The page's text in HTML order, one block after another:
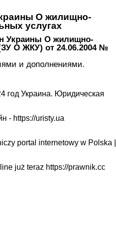
О жилищно-
услугах
Украины О жилищно-
О ЖКУ) от 24.06.2004 №
и дополнениями.
год Украина. Юридическая
- https://uristy.ua
portal internetowy w Polska |
już teraz https://prawnik.cc